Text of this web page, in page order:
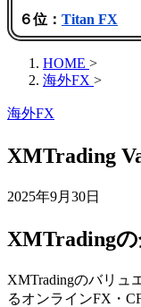
６位： Titan FX
HOME >
海外FX >
海外FX
XMTrading
2025年9月30日
XMTrading
XMTradingのバリュ
るオンラインFX・